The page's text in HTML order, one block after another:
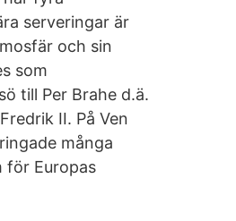
serveringar är
och sin
som
till Per Brahe d.ä.
II. På Ven
många
för Europas